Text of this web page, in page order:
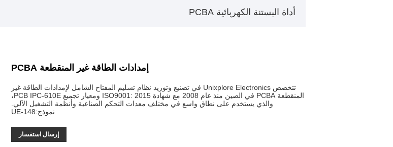
أداة البستنة الكهربائية PCBA
إمدادات الطاقة غير المنقطعة PCBA
تتخصص Unixplore Electronics في تصنيع وتوريد نظام تسليم المفتاح الشامل لإمدادات الطاقة غير
المنقطعة PCBA في الصين منذ عام 2008 مع شهادة ISO9001: 2015 ومعيار تجميع PCB IPC-610E،
والذي يستخدم على نطاق واسع في مختلف معدات التحكم الصناعية وأنظمة التشغيل الآلي.
نموذج:UE-148
إرسال استفسار